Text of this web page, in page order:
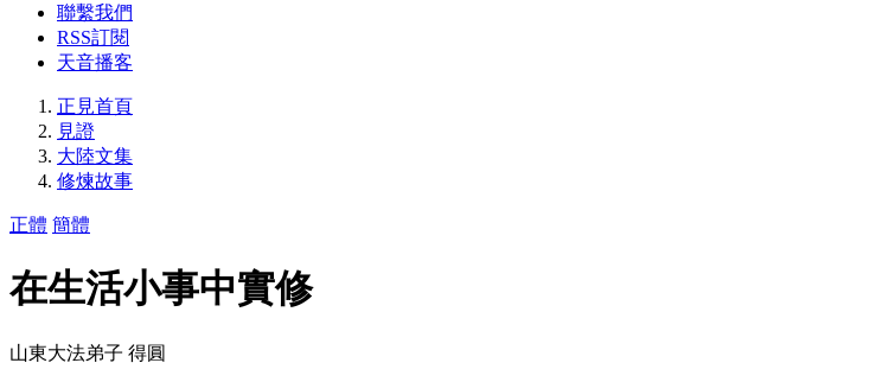
聯繫我們
RSS訂閱
天音播客
正見首頁
見證
大陸文集
修煉故事
正體 簡體
在生活小事中實修
山東大法弟子 得圓